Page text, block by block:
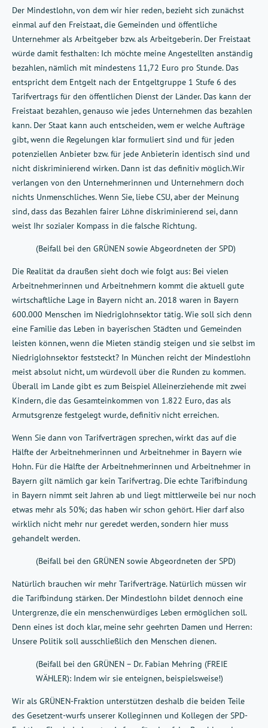
Der Mindestlohn, von dem wir hier reden, bezieht sich zunächst
einmal auf den Freistaat, die Gemeinden und öffentliche
Unternehmer als Arbeitgeber bzw. als Arbeitgeberin. Der Freistaat
würde damit festhalten: Ich möchte meine Angestellten anständig
bezahlen, nämlich mit mindestens 11,72 Euro pro Stunde. Das
entspricht dem Entgelt nach der Entgeltgruppe 1 Stufe 6 des
Tarifvertrags für den öffentlichen Dienst der Länder. Das kann der
Freistaat bezahlen, genauso wie jedes Unternehmen das bezahlen
kann. Der Staat kann auch entscheiden, wem er welche Aufträge
gibt, wenn die Regelungen klar formuliert sind und für jeden
potenziellen Anbieter bzw. für jede Anbieterin identisch sind und
nicht diskriminierend wirken. Dann ist das definitiv möglich.Wir
verlangen von den Unternehmerinnen und Unternehmern doch
nichts Unmenschliches. Wenn Sie, liebe CSU, aber der Meinung
sind, dass das Bezahlen fairer Löhne diskriminierend sei, dann
weist Ihr sozialer Kompass in die falsche Richtung.
(Beifall bei den GRÜNEN sowie Abgeordneten der SPD)
Die Realität da draußen sieht doch wie folgt aus: Bei vielen
Arbeitnehmerinnen und Arbeitnehmern kommt die aktuell gute
wirtschaftliche Lage in Bayern nicht an. 2018 waren in Bayern
600.000 Menschen im Niedriglohnsektor tätig. Wie soll sich denn
eine Familie das Leben in bayerischen Städten und Gemeinden
leisten können, wenn die Mieten ständig steigen und sie selbst im
Niedriglohnsektor feststeckt? In München reicht der Mindestlohn
meist absolut nicht, um würdevoll über die Runden zu kommen.
Überall im Lande gibt es zum Beispiel Alleinerziehende mit zwei
Kindern, die das Gesamteinkommen von 1.822 Euro, das als
Armutsgrenze festgelegt wurde, definitiv nicht erreichen.
Wenn Sie dann von Tarifverträgen sprechen, wirkt das auf die
Hälfte der Arbeitnehmerinnen und Arbeitnehmer in Bayern wie
Hohn. Für die Hälfte der Arbeitnehmerinnen und Arbeitnehmer in
Bayern gilt nämlich gar kein Tarifvertrag. Die echte Tarifbindung
in Bayern nimmt seit Jahren ab und liegt mittlerweile bei nur noch
etwas mehr als 50%; das haben wir schon gehört. Hier darf also
wirklich nicht mehr nur geredet werden, sondern hier muss
gehandelt werden.
(Beifall bei den GRÜNEN sowie Abgeordneten der SPD)
Natürlich brauchen wir mehr Tarifverträge. Natürlich müssen wir
die Tarifbindung stärken. Der Mindestlohn bildet dennoch eine
Untergrenze, die ein menschenwürdiges Leben ermöglichen soll.
Denn eines ist doch klar, meine sehr geehrten Damen und Herren:
Unsere Politik soll ausschließlich den Menschen dienen.
(Beifall bei den GRÜNEN – Dr. Fabian Mehring (FREIE
WÄHLER): Indem wir sie enteignen, beispielsweise!)
Wir als GRÜNEN-Fraktion unterstützen deshalb die beiden Teile
des Gesetzent-wurfs unserer Kolleginnen und Kollegen der SPD-